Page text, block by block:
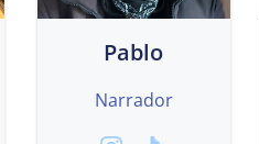
Pablo
Narrador